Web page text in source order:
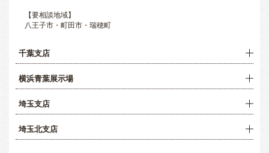
【要相談地域】
八王子市・町田市・瑞穂町
千葉支店
横浜青葉展示場
埼玉支店
埼玉北支店